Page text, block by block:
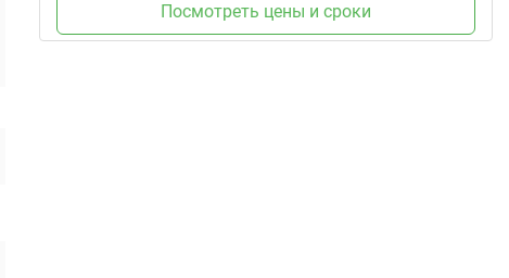
Посмотреть цены и сроки